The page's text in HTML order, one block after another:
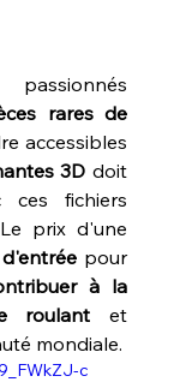
rares de
accessibles
3D doit
ces fichiers
prix d'une
pour
à la
roulant et
mondiale.
c